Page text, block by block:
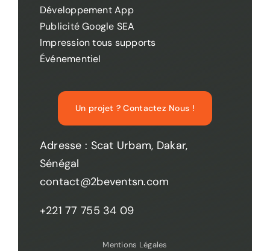
Développement App
Publicité Google SEA
Impression tous supports
Événementiel
Un projet ? Contactez Nous !
Adresse : Scat Urbam, Dakar,
Sénégal
contact@2beventsn.com
+221 77 755 34 09
Mentions Légales